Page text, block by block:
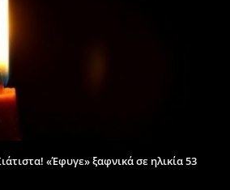
«Έφυγε» ξαφνικά σε ηλικία 53